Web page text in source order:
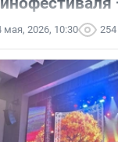
мая, 2026, 10:30 254